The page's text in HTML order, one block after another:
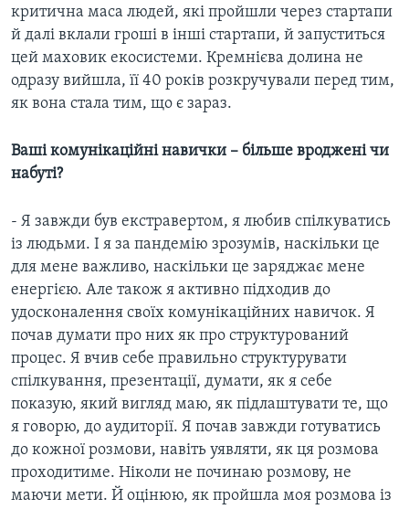
критична маса людей, які пройшли через стартапи
й далі вклали гроші в інші стартапи, й запуститься
цей маховик екосистеми. Кремнієва долина не
одразу вийшла, її 40 років розкручували перед тим,
як вона стала тим, що є зараз.
Ваші комунікаційні навички – більше вроджені чи
набуті?
- Я завжди був екстравертом, я любив спілкуватись
із людьми. І я за пандемію зрозумів, наскільки це
для мене важливо, наскільки це заряджає мене
енергією. Але також я активно підходив до
удосконалення своїх комунікаційних навичок. Я
почав думати про них як про структурований
процес. Я вчив себе правильно структурувати
спілкування, презентації, думати, як я себе
показую, який вигляд маю, як підлаштувати те, що
я говорю, до аудиторії. Я почав завжди готуватись
до кожної розмови, навіть уявляти, як ця розмова
проходитиме. Ніколи не починаю розмову, не
маючи мети. Й оцінюю, як пройшла моя розмова із